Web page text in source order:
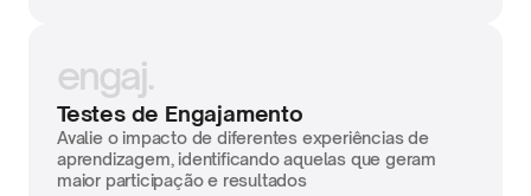
engaj.
Testes de Engajamento
Avalie o impacto de diferentes experiências de
aprendizagem, identificando aquelas que geram
maior participação e resultados